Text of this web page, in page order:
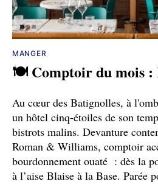
MANGER
🍽️ Comptoir du mois :
Au cœur des Batignolles, à
un hôtel cinq-étoiles de son
bistrots malins. Devanture
Roman & Williams, comptoir
bourdonnement ouaté : dès la
à l’aise Blaise à la Base. Parée